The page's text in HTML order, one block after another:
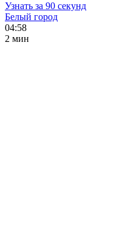
Узнать за 90 секунд
Белый город
04:58
2 мин